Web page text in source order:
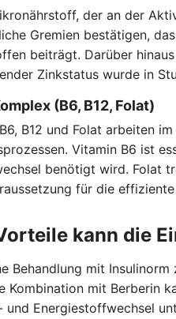
der an der
Gremien bestätigen,
beiträgt. Darüber
Zinkstatus wurde in
(B6, B12, Folat)
B12 und Folat arbeiten
Vitamin B6 ist
benötigt wird. Folat
für die
kann die
Behandlung mit
Kombination mit Berberin
und Energiestoffwechsel